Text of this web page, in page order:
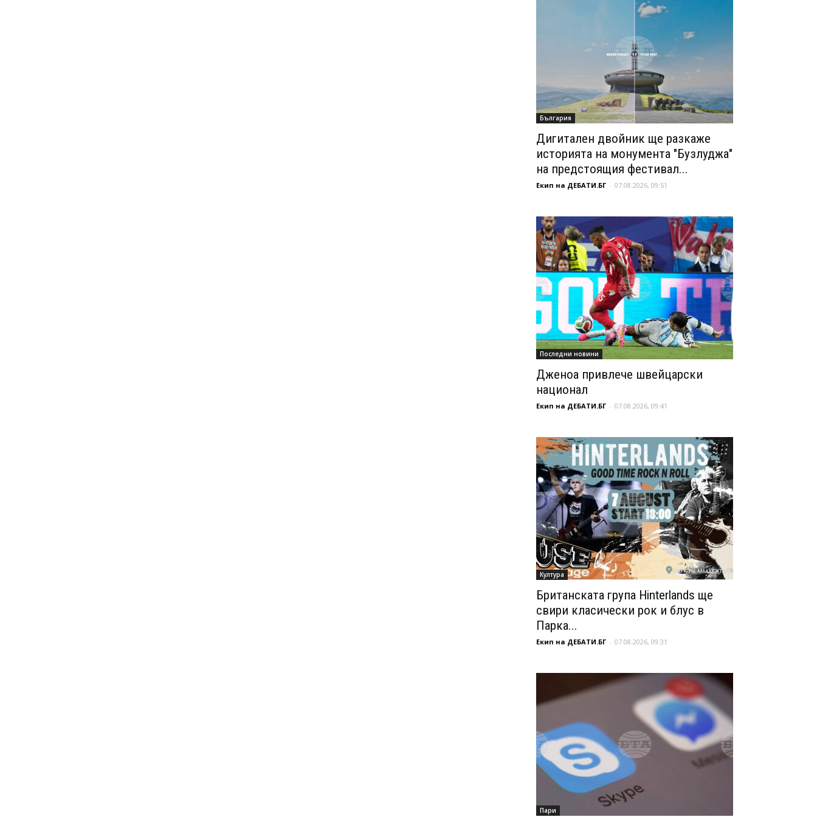
България
Дигитален двойник ще разкаже
историята на монумента "Бузлуджа"
на предстоящия фестивал...
Екип на ДЕБАТИ.БГ - 07.08.2026, 09:51
Последни новини
Дженоа привлече швейцарски
национал
Екип на ДЕБАТИ.БГ - 07.08.2026, 09:41
Култура
Британската група Hinterlands ще
свири класически рок и блус в
Парка...
Екип на ДЕБАТИ.БГ - 07.08.2026, 09:31
Пари